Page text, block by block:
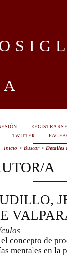
REGISTRARSE
TWITTER
Inicio > Buscar> Detalles
A
concepto de
mentales en la